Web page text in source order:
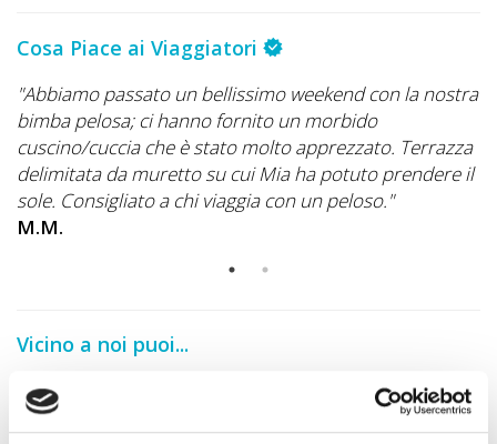
Cosa Piace ai Viaggiatori
"Abbiamo passato un bellissimo weekend con la nostra
bimba pelosa; ci hanno fornito un morbido
cuscino/cuccia che è stato molto apprezzato. Terrazza
delimitata da muretto su cui Mia ha potuto prendere il
sole. Consigliato a chi viaggia con un peloso."
M.M.
Vicino a noi puoi...